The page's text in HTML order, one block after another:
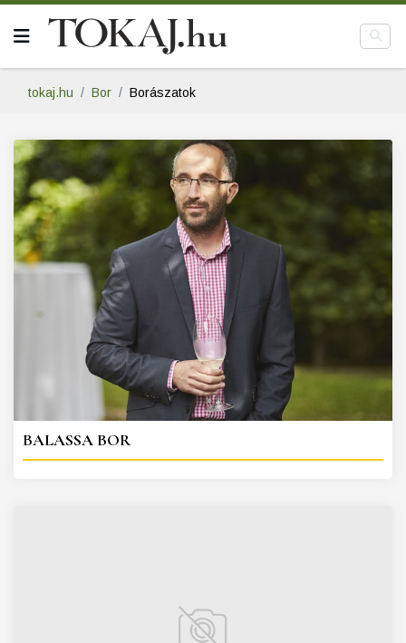
tokaj.hu Bor Borászatok
BALASSA BOR